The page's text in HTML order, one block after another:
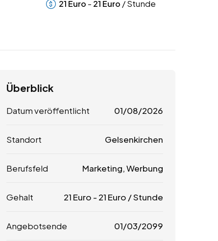
21 Euro - 21 Euro / Stunde
Überblick
Datum veröffentlicht 01/08/2026
Standort Gelsenkirchen
Berufsfeld Marketing, Werbung
Gehalt 21 Euro - 21 Euro / Stunde
Angebotsende 01/03/2099